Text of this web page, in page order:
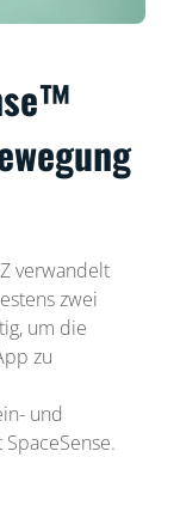
verwandelt
zwei
um die
zu
und